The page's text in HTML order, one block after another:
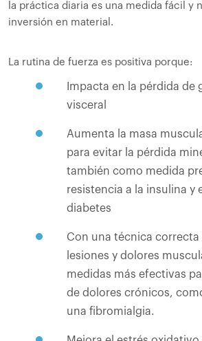
la práctica diaria es una medida fácil y
inversión en material.
La rutina de fuerza es positiva porque:
Impacta en la pérdida de
visceral
Aumenta la masa
para evitar la pérdida
también como medida
resistencia a la insulina y
diabetes
Con una técnica
lesiones y dolores
medidas más efectivas
de dolores crónicos,
una fibromialgia.